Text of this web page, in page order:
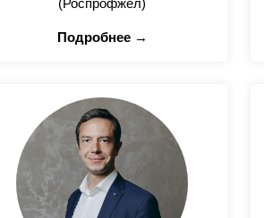
(Роспрофжел)
Подробнее →